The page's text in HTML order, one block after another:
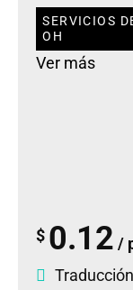
SERVICIOS
OH
Ver más
$ 0.12 /